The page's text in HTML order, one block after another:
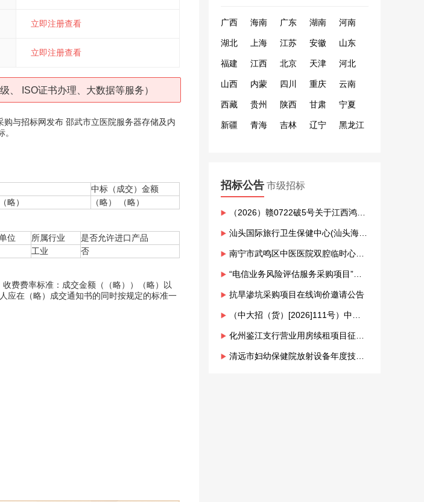
立即注册查看
立即注册查看
、 ISO证书办理、大数据等服务）
购与招标网发布 邵武市立医院服务器存储及内
中标（成交）金额
略）
（略） （略）
位 所属行业
是否允许进口产品
工业
否
费费率标准：成交金额（（略））（略）以
应在（略）成交通知书的同时按规定的标准一
广西 海南 广东 湖南 河南
湖北 上海 江苏 安徽 山东
福建 江西 北京 天津 河北
山西 内蒙 四川 重庆 云南
西藏 贵州 陕西 甘肃 宁夏
新疆 青海 吉林 辽宁 黑龙江
招标公告 市级招标
（2026）赣0722破5号关于江西鸿福医药发展有限公司破产清算案 选任审计、评估、测绘机构的公告
汕头国际旅行卫生保健中心(汕头海关口岸门诊部)医学检验外送项目供应商采购...
南宁市武鸣区中医医院双腔临时心脏起搏器采购项目询价比选公告
“电信业务风险评估服务采购项目”招标公告
抗旱渗坑采购项目在线询价邀请公告
（中大招（货）[2026]111号）中山大学实验动物中心实验动物生物检测与分析设备采购项目采购公告
化州鉴江支行营业用房续租项目征集公告
清远市妇幼保健院放射设备年度技术保项目院内比选采购公告